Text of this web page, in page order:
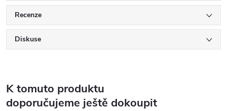
Recenze
Diskuse
K tomuto produktu
doporučujeme ještě dokoupit